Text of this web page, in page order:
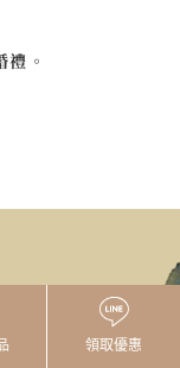
。
領取優惠